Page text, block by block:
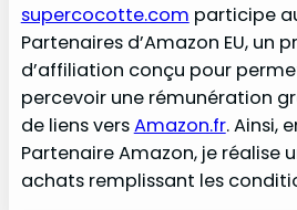
supercocotte.com participe
Partenaires d’Amazon EU, un
d’affiliation conçu pour
percevoir une rémunération
de liens versAmazon.fr. Ainsi,
Partenaire Amazon, je réalise
achats remplissant les